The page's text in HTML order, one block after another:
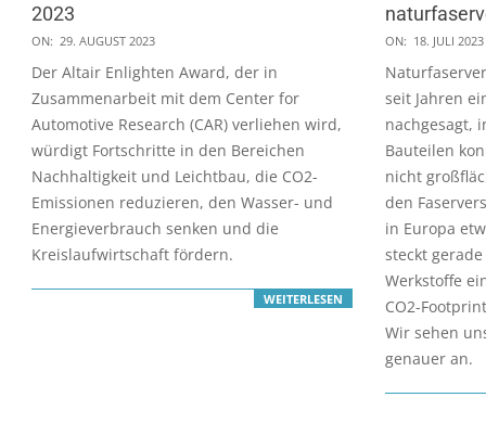
2023
2023-
08-
29
ON: 29. AUGUST 2023
Der Altair Enlighten Award, der in
Zusammenarbeit mit dem Center for
Automotive Research (CAR) verliehen wird,
würdigt Fortschritte in den Bereichen
Nachhaltigkeit und Leichtbau, die CO2-
Emissionen reduzieren, den Wasser- und
Energieverbrauch senken und die
Kreislaufwirtschaft fördern.
WEITERLESEN
2023-
07-
ON: 18. JULI 2023
seit Jahren
nachgesagt,
Bauteilen
nicht
den
in Europa
steckt
Werkstoffe
CO2-
Wir sehen
genauer an.